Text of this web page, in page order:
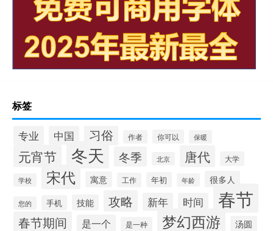
标签
专业 中国 习俗 作者 你可以 保暖
元宵节 冬天 冬季 北京 唐代 大学
学校 宋代 寓意 工作 年初 年龄 很多人
您的 手机 技能 攻略 新年 时间 春节
春节期间 是一个 是一种 梦幻西游 汤圆